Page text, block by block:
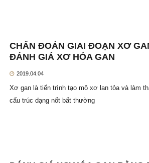
CHẨN ĐOÁN GIAI ĐOẠN XƠ
ĐÁNH GIÁ XƠ HÓA GAN
2019.04.04
Xơ gan là tiến trình tạo mô xơ lan tỏa và làm
cấu trúc dạng nốt bất thường